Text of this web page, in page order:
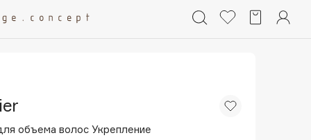
объема волос Укрепление